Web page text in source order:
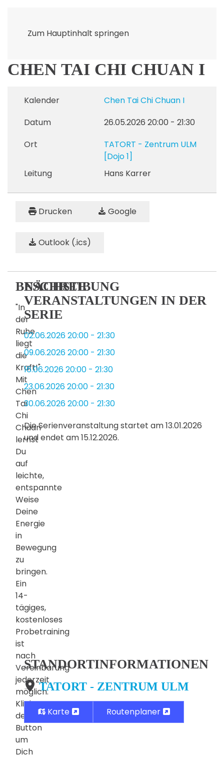
Zum Hauptinhalt springen
CHEN TAI CHI CHUAN I
Kalender
Chen Tai Chi Chuan I
Datum
26.05.2026 20:00 - 21:30
Ort
TATORT - Zentrum ULM
[Dojo 1]
Leitung
Hans Karrer
Drucken Google
Outlook (.ics)
BESCHREIBUNG
"In
der
Ruhe
liegt
die
Kraft!"
Mit
Chen
Tai
Chi
Chuan
lernst
Du
auf
leichte,
entspannte
Weise
Deine
Energie
in
Bewegung
zu
bringen.
Ein
14-
tägiges,
kostenloses
Probetraining
ist
nach
Vereinbarung
jederzeit
möglich.
Klicke
den
Button
um
Dich
NÄCHSTE
VERANSTALTUNGEN IN DER
SERIE
02.06.202620:00 - 21:30
09.06.202620:00 - 21:30
16.06.202620:00 - 21:30
23.06.202620:00 - 21:30
30.06.202620:00 - 21:30
Die Serienveranstaltung startet am 13.01.2026
und endet am 15.12.2026.
STANDORTINFORMATIONEN
TATORT - ZENTRUM ULM
Karte Routenplaner